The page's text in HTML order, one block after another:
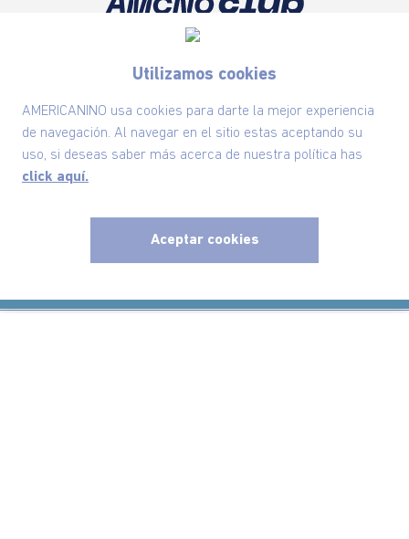
Utilizamos cookies
AMERICANINO usa cookies para darte la mejor experiencia
de navegación. Al navegar en el sitio estas aceptando su
uso, si deseas saber más acerca de nuestra política has
click aquí.
Aceptar cookies
Suscríbete ahora nuestro Newsletter y recibe
Nuestra Marca